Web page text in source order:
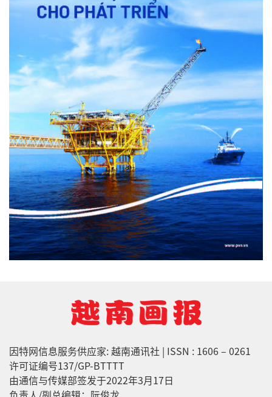
因特网信息服务供应家: 越南通讯社 | ISSN : 1606 – 0261
许可证编号137/GP-BTTTT
由通信与传媒部签发于2022年3月17日